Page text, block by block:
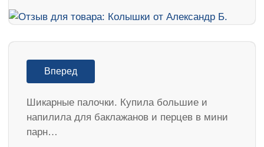
Вперед
Шикарные палочки. Купила большие и
напилила для баклажанов и перцев в мини
парн…